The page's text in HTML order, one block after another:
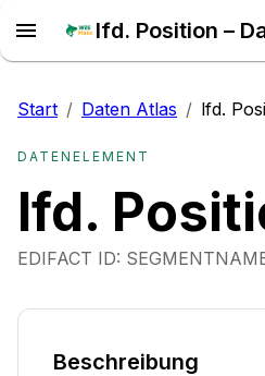
lfd. Position –
Start / Daten Atlas / lfd.
DATENELEMENT
lfd.
EDIFACT ID:
Beschreibung